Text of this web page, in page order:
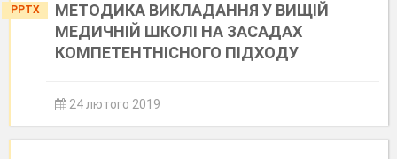
PPTX
МЕТОДИКА ВИКЛАДАННЯ У ВИЩІЙ
МЕДИЧНІЙ ШКОЛІ НА ЗАСАДАХ
КОМПЕТЕНТНІСНОГО ПІДХОДУ
24 лютого 2019